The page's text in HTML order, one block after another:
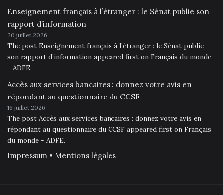
Enseignement français à l’étranger : le Sénat publie son
rapport d’information
20 juillet 2026
The post Enseignement français à l’étranger : le Sénat publie
son rapport d’information appeared first on Français du monde
- ADFE.
Accès aux services bancaires : donnez votre avis en
répondant au questionnaire du CCSF
16 juillet 2026
The post Accès aux services bancaires : donnez votre avis en
répondant au questionnaire du CCSF appeared first on Français
du monde - ADFE.
Impressum • Mentions légales